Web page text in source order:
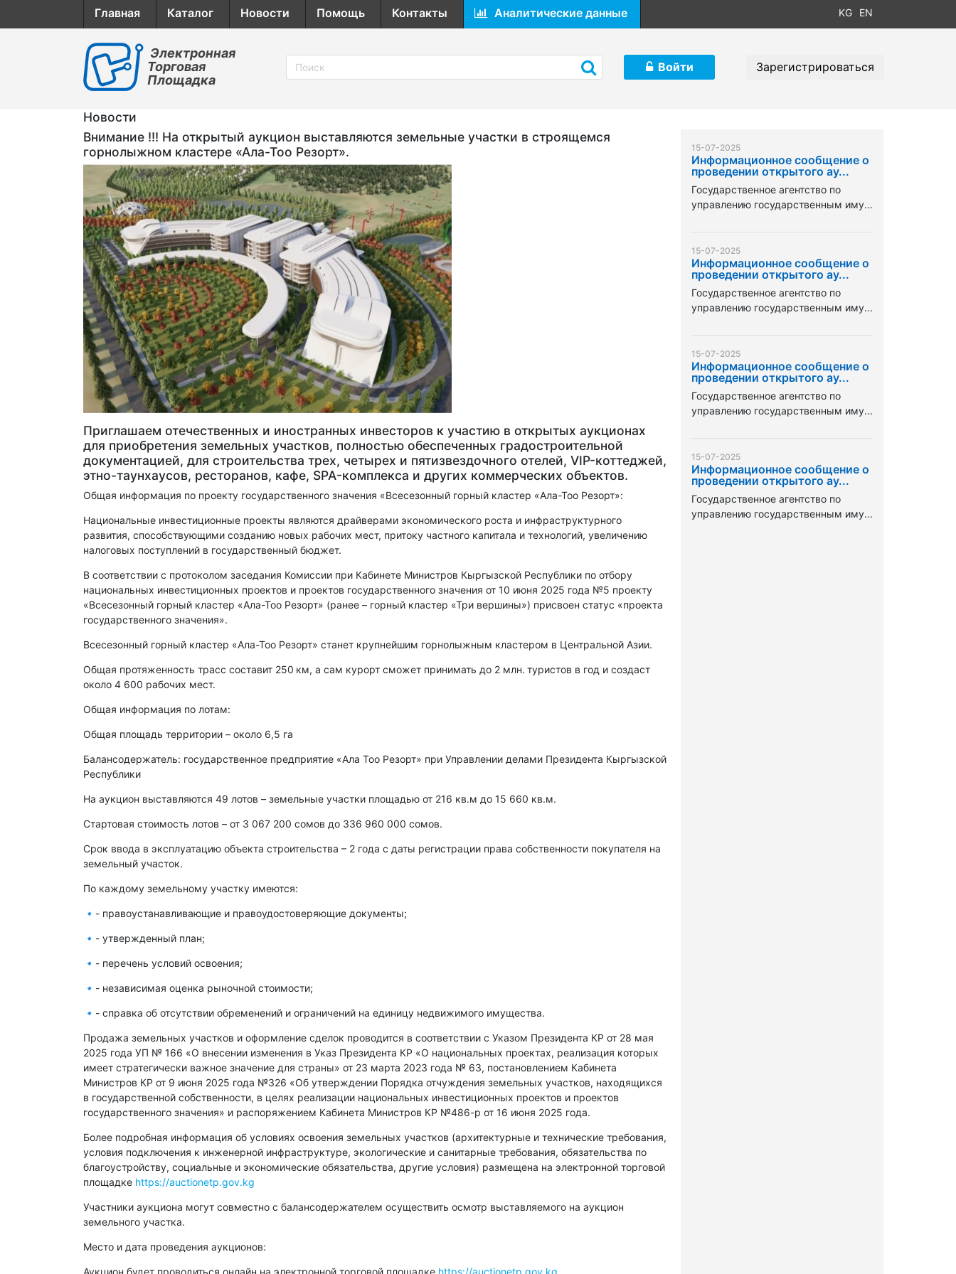
Главная Каталог Новости Помощь Контакты Аналитические данные KG EN
Электронная
Торговая
Площадка
Войти Зарегистрироваться
Новости
Внимание !!! На открытый аукцион выставляются земельные участки в строящемся
горнолыжном кластере «Ала-Тоо Резорт».
Приглашаем отечественных и иностранных инвесторов к участию в открытых аукционах
для приобретения земельных участков, полностью обеспеченных градостроительной
документацией, для строительства трех, четырех и пятизвездочного отелей, VIP-коттеджей,
этно-таунхаусов, ресторанов, кафе, SPA-комплекса и других коммерческих объектов.
Общая информация по проекту государственного значения «Всесезонный горный кластер «Ала-Тоо Резорт»:
Национальные инвестиционные проекты являются драйверами экономического роста и инфраструктурного
развития, способствующими созданию новых рабочих мест, притоку частного капитала и технологий, увеличению
налоговых поступлений в государственный бюджет.
В соответствии с протоколом заседания Комиссии при Кабинете Министров Кыргызской Республики по отбору
национальных инвестиционных проектов и проектов государственного значения от 10 июня 2025 года №5 проекту
«Всесезонный горный кластер «Ала-Тоо Резорт» (ранее – горный кластер «Три вершины») присвоен статус «проекта
государственного значения».
Всесезонный горный кластер «Ала-Тоо Резорт» станет крупнейшим горнолыжным кластером в Центральной Азии.
Общая протяженность трасс составит 250 км, а сам курорт сможет принимать до 2 млн. туристов в год и создаст
около 4 600 рабочих мест.
Общая информация по лотам:
Общая площадь территории – около 6,5 га
Балансодержатель: государственное предприятие «Ала Тоо Резорт» при Управлении делами Президента Кыргызской
Республики
На аукцион выставляются 49 лотов – земельные участки площадью от 216 кв.м до 15 660 кв.м.
Стартовая стоимость лотов – от 3 067 200 сомов до 336 960 000 сомов.
Срок ввода в эксплуатацию объекта строительства – 2 года с даты регистрации права собственности покупателя на
земельный участок.
По каждому земельному участку имеются:
🔹- правоустанавливающие и правоудостоверяющие документы;
🔹- утвержденный план;
🔹- перечень условий освоения;
🔹- независимая оценка рыночной стоимости;
🔹- справка об отсутствии обременений и ограничений на единицу недвижимого имущества.
Продажа земельных участков и оформление сделок проводится в соответствии с Указом Президента КР от 28 мая
2025 года УП № 166 «О внесении изменения в Указ Президента КР «О национальных проектах, реализация которых
имеет стратегически важное значение для страны» от 23 марта 2023 года № 63, постановлением Кабинета
Министров КР от 9 июня 2025 года №326 «Об утверждении Порядка отчуждения земельных участков, находящихся
в государственной собственности, в целях реализации национальных инвестиционных проектов и проектов
государственного значения» и распоряжением Кабинета Министров КР №486-р от 16 июня 2025 года.
Более подробная информация об условиях освоения земельных участков (архитектурные и технические требования,
условия подключения к инженерной инфраструктуре, экологические и санитарные требования, обязательства по
благоустройству, социальные и экономические обязательства, другие условия) размещена на электронной торговой
площадке https://auctionetp.gov.kg
Участники аукциона могут совместно с балансодержателем осуществить осмотр выставляемого на аукцион
земельного участка.
Место и дата проведения аукционов:
Аукцион будет проводиться онлайн на электронной торговой площадке https://auctionetp.gov.kg
15-07-2025
Информационное сообщение о
проведении открытого ау...
Государственное агентство по
управлению государственным иму...
15-07-2025
Информационное сообщение о
проведении открытого ау...
Государственное агентство по
управлению государственным иму...
15-07-2025
Информационное сообщение о
проведении открытого ау...
Государственное агентство по
управлению государственным иму...
15-07-2025
Информационное сообщение о
проведении открытого ау...
Государственное агентство по
управлению государственным иму...